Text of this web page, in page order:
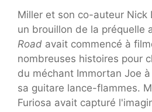
Miller et son co-auteur Nick
un brouillon de la préquelle
Road avait commencé à
nombreuses histoires pour
du méchant Immortan Joe
sa guitare lance-flammes.
Furiosa avait capturé